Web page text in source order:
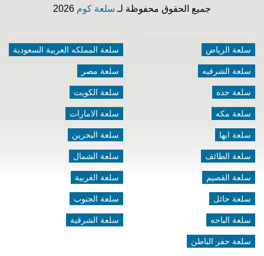
جميع الحقوق محفوظة لـ سلعة كوم
سلعة الرياض
سلعة الشرقيه
سلعة جده
سلعة مكه
سلعة ابها
سلعة الطائف
سلعة القصيم
سلعة حائل
سلعة الباحه
سلعة حفر الباطن
سلعة المملكه العربية السعودية
سلعة مصر
سلعة الكويت
سلعة الامارات
سلعة البحرين
سلعة الشمال
سلعة الغربية
سلعة الجنوب
سلعة الشرقية